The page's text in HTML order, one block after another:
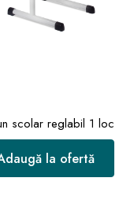
scolar reglabil 1 loc
la ofertă